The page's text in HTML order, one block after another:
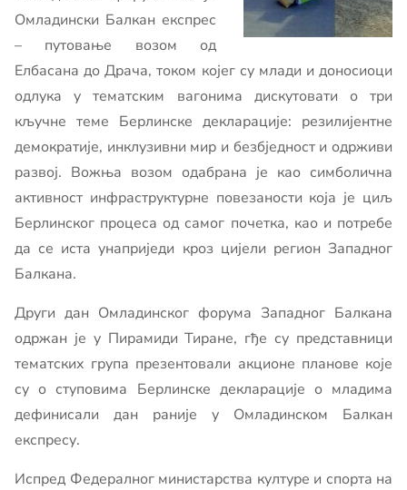
Омладински Балкан експрес
– путовање возом од
Елбасана до Драча, током којег су млади и доносиоци
одлука у тематским вагонима дискутовати о три
кључне теме Берлинске декларације: резилијентне
демократије, инклузивни мир и безбједност и одрживи
развој. Вожња возом одабрана је као симболична
активност инфраструктурне повезаности која је циљ
Берлинског процеса од самог почетка, као и потребе
да се иста унаприједи кроз цијели регион Западног
Балкана.
Други дан Омладинског форума Западног Балкана
одржан је у Пирамиди Тиране, гђе су представници
тематских група презентовали акционе планове које
су о ступовима Берлинске декларације о младима
дефинисали дан раније у Омладинском Балкан
експресу.
Испред Федералног министарства културе и спорта на